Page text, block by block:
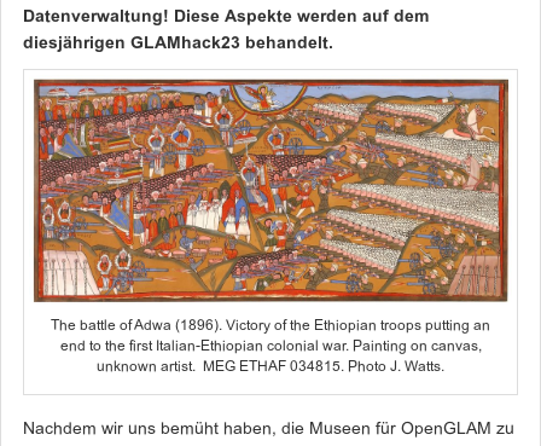
Datenverwaltung! Diese Aspekte werden auf dem
diesjährigen GLAMhack23 behandelt.
The battle of Adwa (1896). Victory of the Ethiopian troops putting an
end to the first Italian-Ethiopian colonial war. Painting on canvas,
unknown artist. MEG ETHAF 034815. Photo J. Watts.
Nachdem wir uns bemüht haben, die Museen für OpenGLAM zu